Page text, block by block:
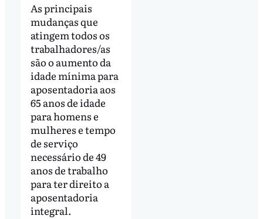
As principais
mudanças que
atingem todos os
trabalhadores/as
são o aumento da
idade mínima para
aposentadoria aos
65 anos de idade
para homens e
mulheres e tempo
de serviço
necessário de 49
anos de trabalho
para ter direito a
aposentadoria
integral.